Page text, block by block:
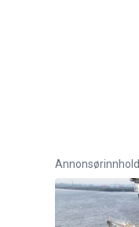
Annonsørinnhold